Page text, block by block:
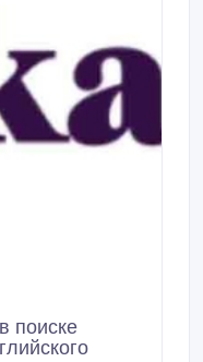
поиске